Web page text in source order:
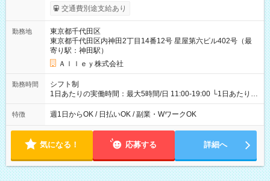
給与は本採用時と同じです。
交通費別途支給あり
勤務地
東京都千代田区
東京都千代田区内神田2丁目14番12号 星屋第六ビル402号（最
寄り駅：神田駅）
Ａｌｌｅｙ株式会社
勤務時間
シフト制
1日あたりの実働時間：最大5時間/日 11:00-19:00 └1日あたりの
実働時間：1-5時間 └上記の時間帯内であれば、いつでも勤務可
能！ └平日・土曜日の中で、お好きな曜日でご勤務いただけま
18:00 などのように、自由な働き方が可能なお仕事です！
特徴 週1日からOK / 日払いOK / 副業・WワークOK
気になる！ 応募する 詳細へ